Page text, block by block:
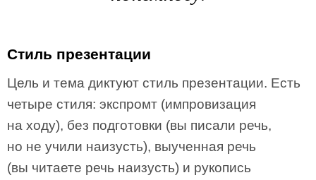
Стиль презентации
Цель и тема диктуют стиль презентации. Есть
четыре стиля: экспромт (импровизация
на ходу), без подготовки (вы писали речь,
но не учили наизусть), выученная речь
(вы читаете речь наизусть) и рукопись